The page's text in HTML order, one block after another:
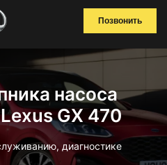
Позвонить
насоса
GX 470
диагностике